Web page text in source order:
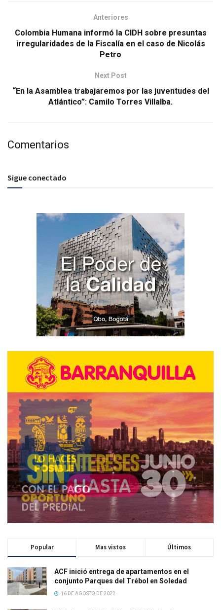
Anteriores
Colombia Humana informó la CIDH sobre presuntas
irregularidades de la Fiscalía en el caso de Nicolás
Petro
Next Post
“En la Asamblea trabajaremos por las juventudes del
Atlántico”: Camilo Torres Villalba.
Comentarios
Sigue conectado
Popular Mas vistos Últimos
ACF inició entrega de apartamentos en el
conjunto Parques del Trébol en Soledad
16 DE AGOSTO DE 2022